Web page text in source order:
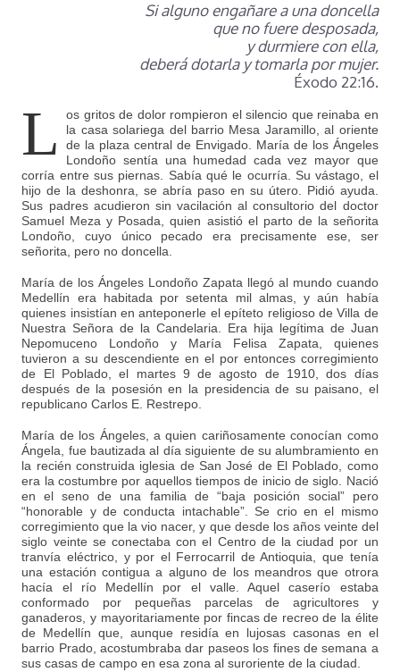
Si alguno engañare a una doncella
que no fuere desposada,
y durmiere con ella,
deberá dotarla y tomarla por mujer.
Éxodo 22:16.
L
os gritos de dolor rompieron el silencio que reinaba en
la casa solariega del barrio Mesa Jaramillo, al oriente
de la plaza central de Envigado. María de los Ángeles
Londoño sentía una humedad cada vez mayor que
corría entre sus piernas. Sabía qué le ocurría. Su vástago, el
hijo de la deshonra, se abría paso en su útero. Pidió ayuda.
Sus padres acudieron sin vacilación al consultorio del doctor
Samuel Meza y Posada, quien asistió el parto de la señorita
Londoño, cuyo único pecado era precisamente ese, ser
señorita, pero no doncella.
María de los Ángeles Londoño Zapata llegó al mundo cuando
Medellín era habitada por setenta mil almas, y aún había
quienes insistían en anteponerle el epíteto religioso de Villa de
Nuestra Señora de la Candelaria. Era hija legítima de Juan
Nepomuceno Londoño y María Felisa Zapata, quienes
tuvieron a su descendiente en el por entonces corregimiento
de El Poblado, el martes 9 de agosto de 1910, dos días
después de la posesión en la presidencia de su paisano, el
republicano Carlos E. Restrepo.
María de los Ángeles, a quien cariñosamente conocían como
Ángela, fue bautizada al día siguiente de su alumbramiento en
la recién construida iglesia de San José de El Poblado, como
era la costumbre por aquellos tiempos de inicio de siglo. Nació
en el seno de una familia de “baja posición social” pero
“honorable y de conducta intachable”. Se crio en el mismo
corregimiento que la vio nacer, y que desde los años veinte del
siglo veinte se conectaba con el Centro de la ciudad por un
tranvía eléctrico, y por el Ferrocarril de Antioquia, que tenía
una estación contigua a alguno de los meandros que otrora
hacía el río Medellín por el valle. Aquel caserío estaba
conformado por pequeñas parcelas de agricultores y
ganaderos, y mayoritariamente por fincas de recreo de la élite
de Medellín que, aunque residía en lujosas casonas en el
barrio Prado, acostumbraba dar paseos los fines de semana a
sus casas de campo en esa zona al suroriente de la ciudad.